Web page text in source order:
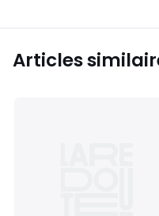
Articles